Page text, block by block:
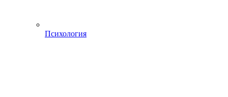
Психология